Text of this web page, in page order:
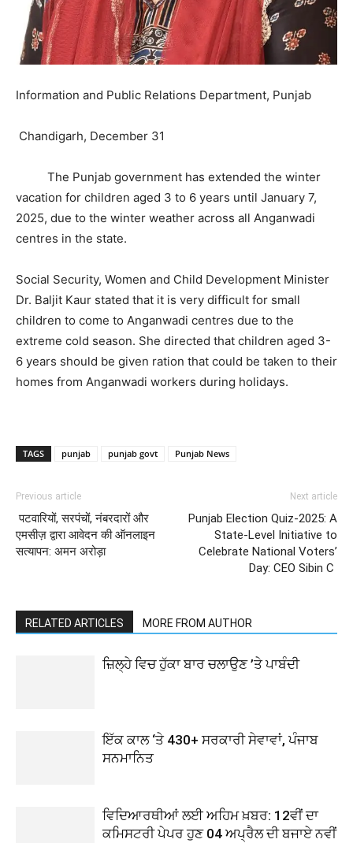
Information and Public Relations Department, Punjab
Chandigarh, December 31
The Punjab government has extended the winter
vacation for children aged 3 to 6 years until January 7,
2025, due to the winter weather across all Anganwadi
centres in the state.
Social Security, Women and Child Development Minister
Dr. Baljit Kaur stated that it is very difficult for small
children to come to Anganwadi centres due to the
extreme cold season. She directed that children aged 3-
6 years should be given ration that could be taken to their
homes from Anganwadi workers during holidays.
TAGS punjab punjab govt Punjab News
Previous article
पटवारियों, सरपंचों, नंबरदारों और
एमसीज़ द्वारा आवेदन की ऑनलाइन
सत्यापन: अमन अरोड़ा
Next article
Punjab Election Quiz-2025: A
State-Level Initiative to
Celebrate National Voters’
Day: CEO Sibin C
RELATED ARTICLES MORE FROM AUTHOR
ਜ਼ਿਲ੍ਹੇ ਵਿਚ ਹੁੱਕਾ ਬਾਰ ਚਲਾਉਣ ’ਤੇ ਪਾਬੰਦੀ
ਇੱਕ ਕਾਲ ‘ਤੇ 430+ ਸਰਕਾਰੀ ਸੇਵਾਵਾਂ, ਪੰਜਾਬ
ਸਨਮਾਨਿਤ
ਵਿਦਿਆਰਥੀਆਂ ਲਈ ਅਹਿਮ ਖ਼ਬਰ: 12ਵੀਂ ਦਾ
ਕਮਿਸਟਰੀ ਪੇਪਰ ਹੁਣ 04 ਅਪ੍ਰੈਲ ਦੀ ਬਜਾਏ ਨਵੀਂ